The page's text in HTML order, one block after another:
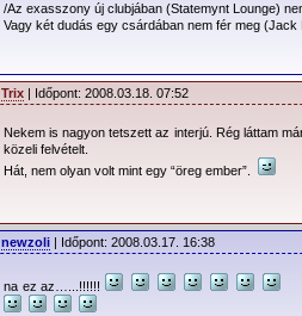
/Az exasszony új clubjában (Statemynt Lounge)
Vagy két dudás egy csárdában nem fér meg (Jack
Trix | Időpont: 2008.03.18. 07:52
Nekem is nagyon tetszett az interjú. Rég láttam
közeli felvételt.
Hát, nem olyan volt mint egy “öreg ember”.
newzoli | Időpont: 2008.03.17. 16:38
na ez az…...!!!!!!